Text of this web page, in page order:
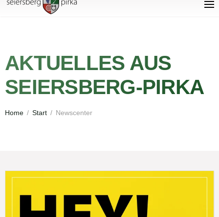
AKTUELLES AUS
SEIERSBERG-PIRKA
Home Start Newscenter